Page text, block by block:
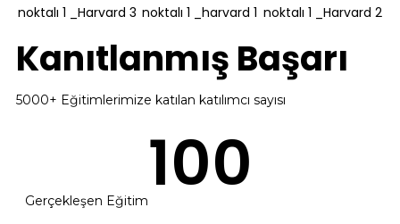
Kanıtlanmış Başarı
5000+ Eğitimlerimize katılan katılımcı sayısı
100
Gerçekleşen Eğitim